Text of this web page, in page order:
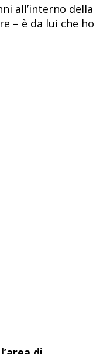
all’interno della
– è da lui che ho